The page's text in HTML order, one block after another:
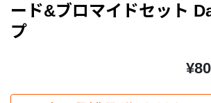
ード&ブロマイドセット
プ